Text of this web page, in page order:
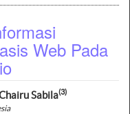
Web Pada
Sabila(3)